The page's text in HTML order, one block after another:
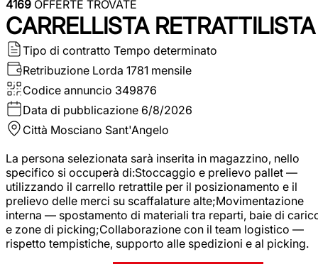
4169 OFFERTE TROVATE
CARRELLISTA RETRATTILISTA
Tipo di contratto Tempo determinato
Retribuzione Lorda 1781 mensile
Codice annuncio 349876
Data di pubblicazione 6/8/2026
Città Mosciano Sant'Angelo
La persona selezionata sarà inserita in magazzino, nello
specifico si occuperà di:Stoccaggio e prelievo pallet —
utilizzando il carrello retrattile per il posizionamento e il
prelievo delle merci su scaffalature alte;Movimentazione
interna — spostamento di materiali tra reparti, baie di
e zone di picking;Collaborazione con il team logistico —
rispetto tempistiche, supporto alle spedizioni e al picking.